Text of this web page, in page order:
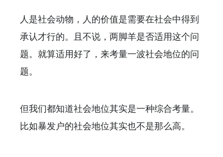
人是社会动物，人的价值是需要在社会中得到
承认才行的。且不说，两脚羊是否适用这个问
题。就算适用好了，来考量一波社会地位的问
题。
但我们都知道社会地位其实是一种综合考量。
比如暴发户的社会地位其实也不是那么高。